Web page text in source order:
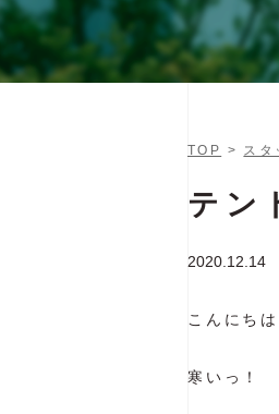
TOP > スタ
テン
2020.12.14
こんにち
寒いっ！